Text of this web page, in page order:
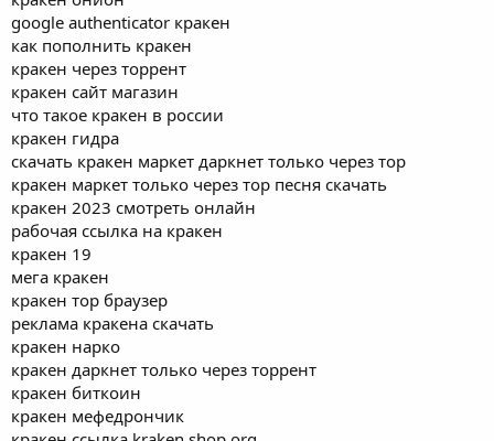
google authenticator кракен
как пополнить кракен
кракен через торрент
кракен сайт магазин
что такое кракен в россии
кракен гидра
скачать кракен маркет даркнет только через тор
кракен маркет только через тор песня скачать
кракен 2023 смотреть онлайн
рабочая ссылка на кракен
кракен 19
мега кракен
кракен тор браузер
реклама кракена скачать
кракен нарко
кракен даркнет только через торрент
кракен биткоин
кракен мефедрончик